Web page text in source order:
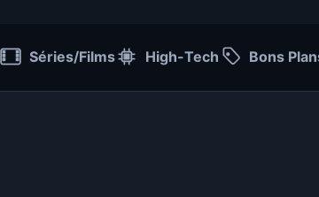
Séries/Films High-Tech Bons